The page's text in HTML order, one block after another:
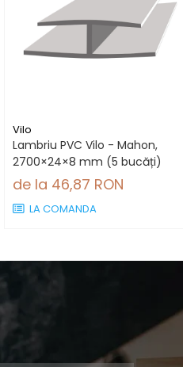
Vilo
Lambriu PVC Vilo - Mahon,
2700×24×8 mm (5 bucăți)
de la 46,87 RON
LA COMANDA